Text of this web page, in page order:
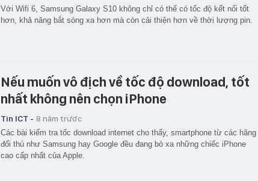
Với Wifi 6, Samsung Galaxy S10 không chỉ có thể có tốc độ kết nối tốt
hơn, khả năng bắt sóng xa hơn mà còn cải thiện hơn về thời lượng pin.
Nếu muốn vô địch về tốc độ download, tốt
nhất không nên chọn iPhone
Tin ICT - 8 năm trước
Các bài kiểm tra tốc download internet cho thấy, smartphone từ các hãng
đối thủ như Samsung hay Google đều đang bỏ xa những chiếc iPhone
cao cấp nhất của Apple.